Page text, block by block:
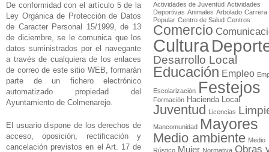
De conformidad con el artículo 5 de la
Ley Orgánica de Protección de Datos
de Caracter Personal 15/1999, de 13
de diciembre, se le comunica que los
datos suministrados por el navegante
a través de cualquiera de los enlaces
de correo de este sitio WEB, formarán
parte de un fichero electrónico
automatizado propiedad del
Ayuntamiento de Colmenarejo.
El usuario dispone de los derechos de
acceso, oposición, rectificación y
cancelación previstos en el Art. 17 de
Actividades de Juventud Actividades
Deportivas Animales Arbolado Carrera
Popular Centro de Salud Centros
Comercio
Cultura
Desarrollo Local
Educación Empleo
Escolarización Festejos
Formación Hacienda Local
Juventud Licencias
Mancomunidad Mayores
Medio ambiente Medio
Rústico Mujer Normativa Obras